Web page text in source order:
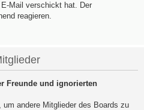
Mail verschickt hat. Der
reagieren.
Freunde und ignorierten
andere Mitglieder des Boards zu